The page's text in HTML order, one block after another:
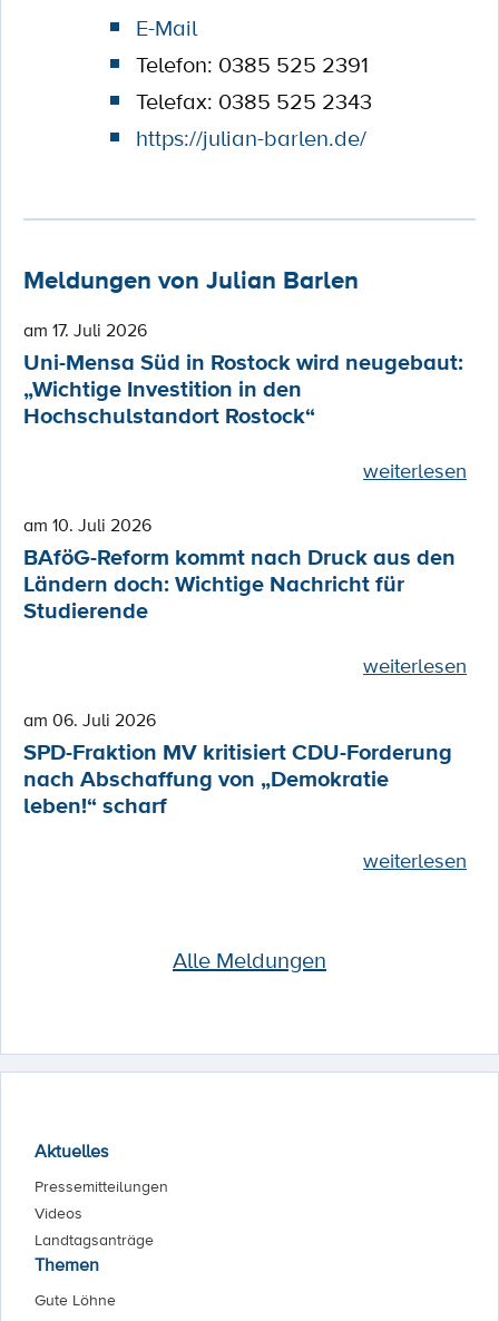
E-Mail
Telefon: 0385 525 2391
Telefax: 0385 525 2343
https://julian-barlen.de/
Meldungen von Julian Barlen
am 17. Juli 2026
Uni-Mensa Süd in Rostock wird neugebaut:
„Wichtige Investition in den
Hochschulstandort Rostock“
weiterlesen
am 10. Juli 2026
BAföG-Reform kommt nach Druck aus den
Ländern doch: Wichtige Nachricht für
Studierende
weiterlesen
am 06. Juli 2026
SPD-Fraktion MV kritisiert CDU-Forderung
nach Abschaffung von „Demokratie
leben!“ scharf
weiterlesen
Alle Meldungen
Aktuelles
Pressemitteilungen
Videos
Landtagsanträge
Themen
Gute Löhne